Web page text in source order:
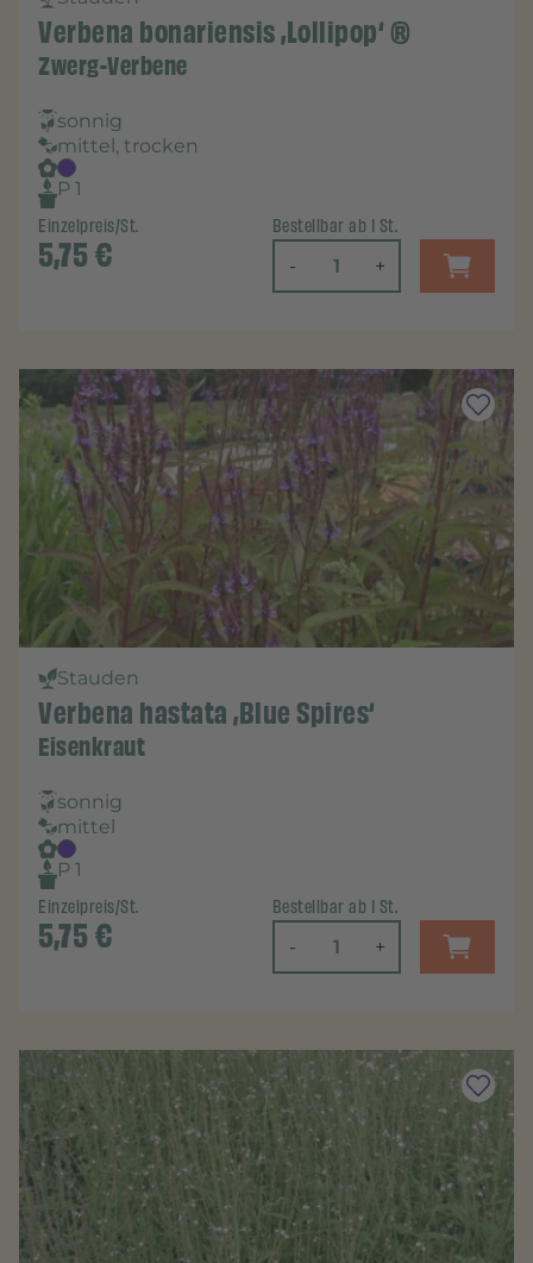
Verbena bonariensis ‚Lollipop‘ ®
Zwerg-Verbene
sonnig
mittel, trocken
P 1
Einzelpreis/St.
5,75€
Bestellbar ab 1 St.
- +
Stauden
Verbena hastata ‚Blue Spires‘
Eisenkraut
sonnig
mittel
P 1
Einzelpreis/St.
5,75€
Bestellbar ab 1 St.
- +